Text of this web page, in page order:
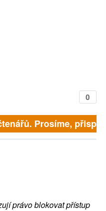
0
Prosíme, přispějte. ➥
právo blokovat přístup